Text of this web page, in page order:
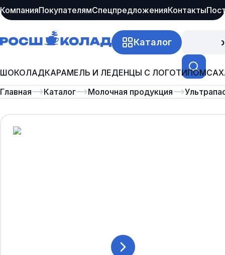
КомпанияПокупателямСпецпредложенияКонтакты
Каталог
ШОКОЛАДКАРАМЕЛЬ И ЛЕДЕНЦЫ С ЛОГОТИПОМ
Главная
Каталог Молочная продукция